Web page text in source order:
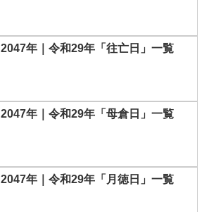
2047年｜令和29年「往亡日」一覧
2047年｜令和29年「母倉日」一覧
2047年｜令和29年「月徳日」一覧